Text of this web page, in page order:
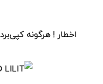
اخطار ! هرگونه